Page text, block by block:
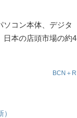
ソコン本体、デジタ
日本の店頭市場の約4
BCN＋R